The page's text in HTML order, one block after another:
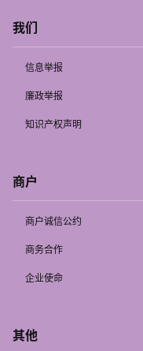
我们
信息举报
廉政举报
知识产权声明
商户
商户诚信公约
商务合作
企业使命
其他